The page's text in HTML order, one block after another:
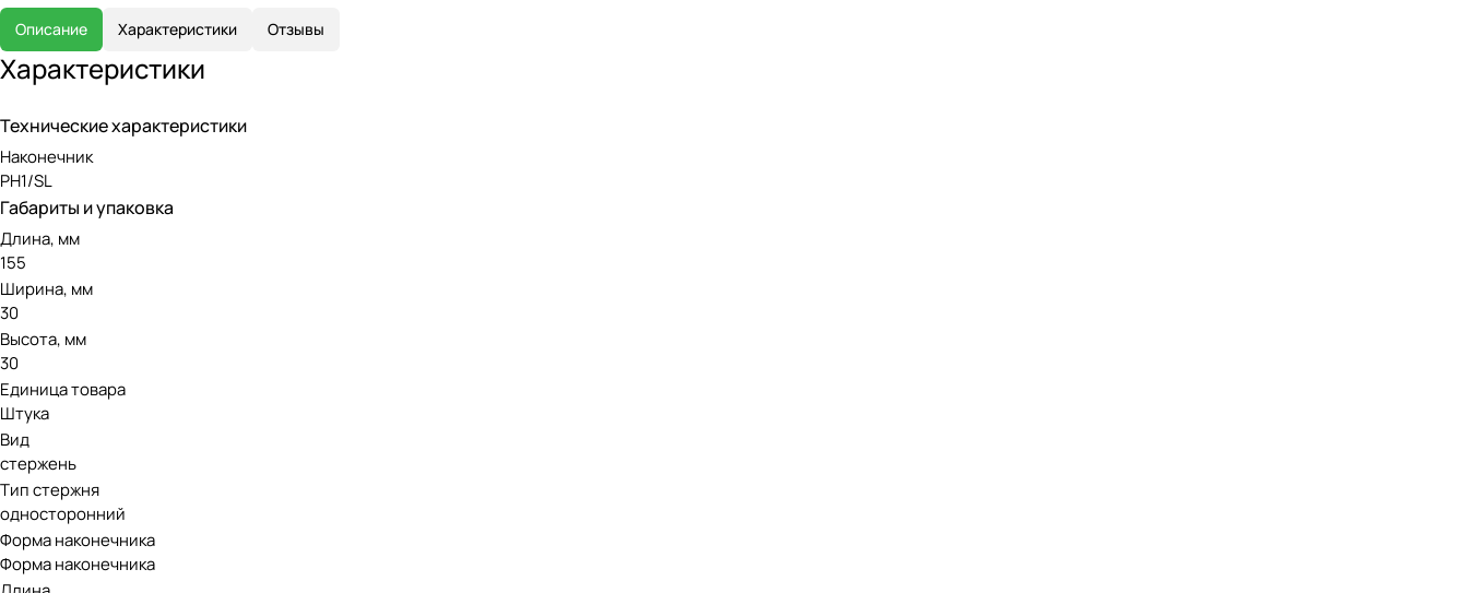
Описание Характеристики Отзывы
Характеристики
Технические характеристики
Наконечник
PH1/SL
Габариты и упаковка
Длина, мм
155
Ширина, мм
30
Высота, мм
30
Единица товара
Штука
Вид
стержень
Тип стержня
односторонний
Форма наконечника
Форма наконечника